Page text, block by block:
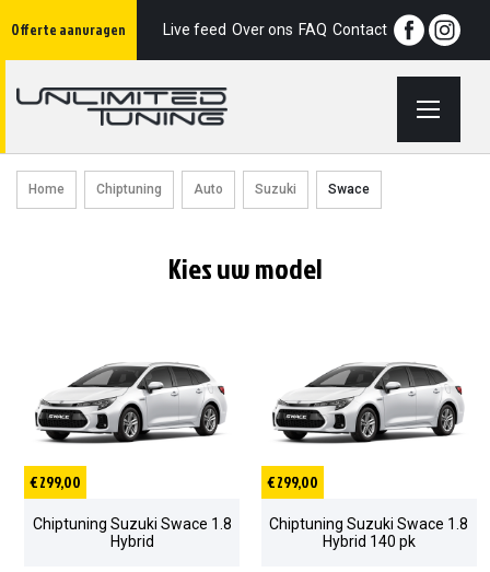
Offerte aanvragen
naarLive feed Over ons FAQ Contact
Home Chiptuning Auto Suzuki Swace
Kies uw model
€ 299,00
Chiptuning Suzuki Swace 1.8
Hybrid
€ 299,00
Chiptuning Suzuki Swace 1.8
Hybrid 140 pk